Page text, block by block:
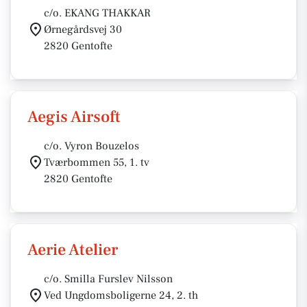
c/o. EKANG THAKKAR
Ørnegårdsvej 30
2820 Gentofte
Aegis Airsoft
c/o. Vyron Bouzelos
Tværbommen 55, 1. tv
2820 Gentofte
Aerie Atelier
c/o. Smilla Furslev Nilsson
Ved Ungdomsboligerne 24, 2. th